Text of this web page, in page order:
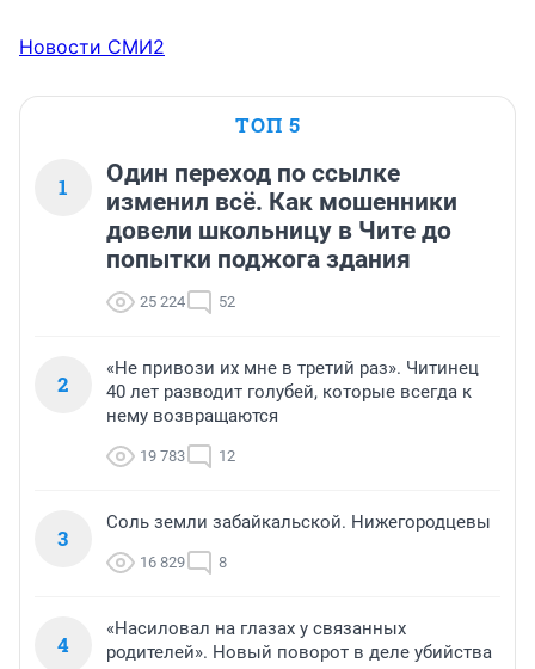
Новости СМИ2
ТОП 5
1
Один переход по ссылке
изменил всё. Как мошенники
довели школьницу в Чите до
попытки поджога здания
25 224 52
2
«Не привози их мне в третий раз». Читинец
40 лет разводит голубей, которые всегда к
нему возвращаются
19 783 12
3
Соль земли забайкальской. Нижегородцевы
16 829 8
4
«Насиловал на глазах у связанных
родителей». Новый поворот в деле убийства